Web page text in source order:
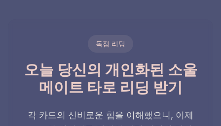
독점 리딩
오늘 당신의 개인화된 소울
메이트 타로 리딩 받기
각 카드의 신비로운 힘을 이해했으니, 이제